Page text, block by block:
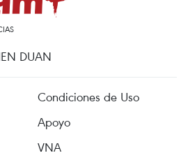
DUAN
Condiciones de Uso
Apoyo
VNA